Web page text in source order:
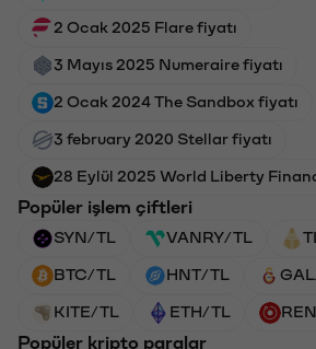
2 Ocak 2025 Flare fiyatı
3 Mayıs 2025 Numeraire fiyatı
2 Ocak 2024 The Sandbox fiyatı
3 february 2020 Stellar fiyatı
28 Eylül 2025 World Liberty
Popüler işlem çiftleri
SYN/TL VANRY/TL
BTC/TL HNT/TL
KITE/TL ETH/TL
Popüler kripto paralar